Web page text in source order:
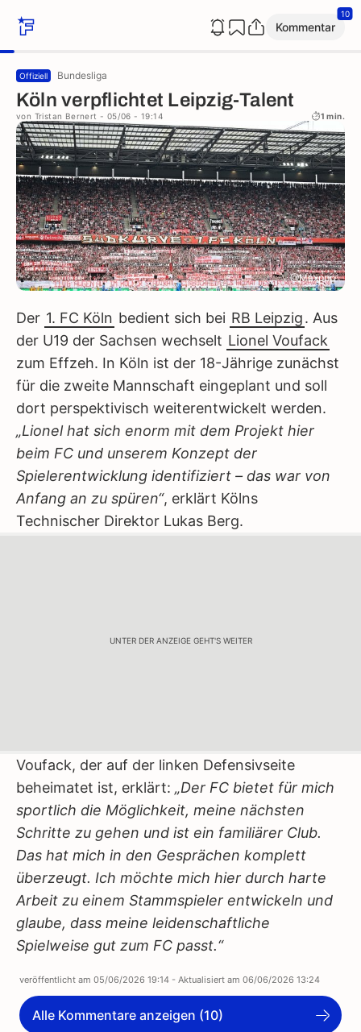
Kommentar
10
Offiziell Bundesliga
Köln verpflichtet Leipzig-Talent
von Tristan Bernert - 05/06 - 19:14 1 min.
@Maxppp
Der 1. FC Köln bedient sich bei RB Leipzig. Aus
der U19 der Sachsen wechselt Lionel Voufack
zum Effzeh. In Köln ist der 18-Jährige zunächst
für die zweite Mannschaft eingeplant und soll
dort perspektivisch weiterentwickelt werden.
„Lionel hat sich enorm mit dem Projekt hier
beim FC und unserem Konzept der
Spielerentwicklung identifiziert – das war von
Anfang an zu spüren“, erklärt Kölns
Technischer Direktor Lukas Berg.
UNTER DER ANZEIGE GEHT'S WEITER
Voufack, der auf der linken Defensivseite
beheimatet ist, erklärt: „Der FC bietet für mich
sportlich die Möglichkeit, meine nächsten
Schritte zu gehen und ist ein familiärer Club.
Das hat mich in den Gesprächen komplett
überzeugt. Ich möchte mich hier durch harte
Arbeit zu einem Stammspieler entwickeln und
glaube, dass meine leidenschaftliche
Spielweise gut zum FC passt.“
veröffentlicht am 05/06/2026 19:14 - Aktualisiert am 06/06/2026 13:24
Alle Kommentare anzeigen (10)